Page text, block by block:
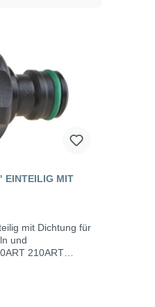
EINTEILIG MIT
mit Dichtung für
und
210ART